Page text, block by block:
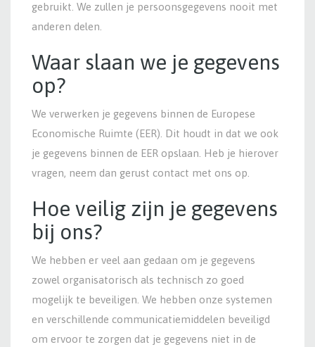
gebruikt. We zullen je persoonsgegevens nooit met
anderen delen.
Waar slaan we je gegevens
op?
We verwerken je gegevens binnen de Europese
Economische Ruimte (EER). Dit houdt in dat we ook
je gegevens binnen de EER opslaan. Heb je hierover
vragen, neem dan gerust contact met ons op.
Hoe veilig zijn je gegevens
bij ons?
We hebben er veel aan gedaan om je gegevens
zowel organisatorisch als technisch zo goed
mogelijk te beveiligen. We hebben onze systemen
en verschillende communicatiemiddelen beveiligd
om ervoor te zorgen dat je gegevens niet in de